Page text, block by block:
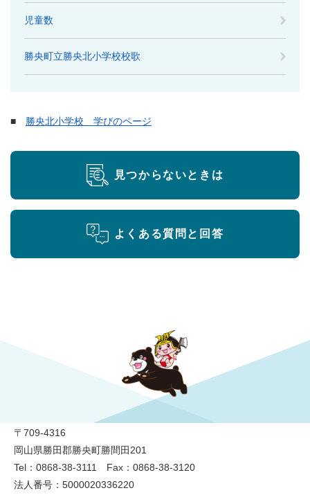
児童数
勝央町立勝央北小学校校歌
■ 勝央北小学校 学びのページ
見つからないときは
よくある質問と回答
〒709-4316
岡山県勝田郡勝央町勝間田201
Tel：0868-38-3111 Fax：0868-38-3120
法人番号：5000020336220